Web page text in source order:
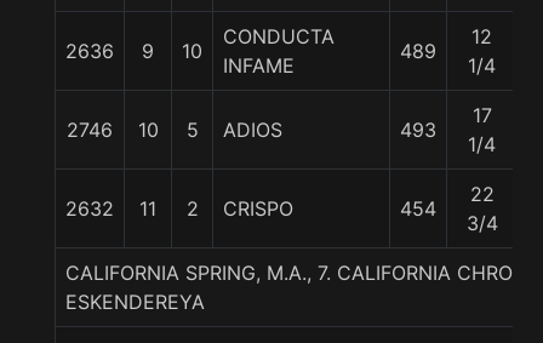
2636 9 10
CONDUCTA
INFAME
489
12
1/4
2746 10 5 ADIOS 493
17
1/4
2632 11 2 CRISPO 454
22
3/4
CALIFORNIA SPRING, M.A., 7. CALIFORNIA
ESKENDEREYA